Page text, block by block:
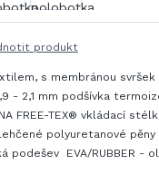
produkt
s membránou svršek
- 2,1 mm podšívka
FREE-TEX® vkládací
polyuretanové
podešev EVA/RUBBER -